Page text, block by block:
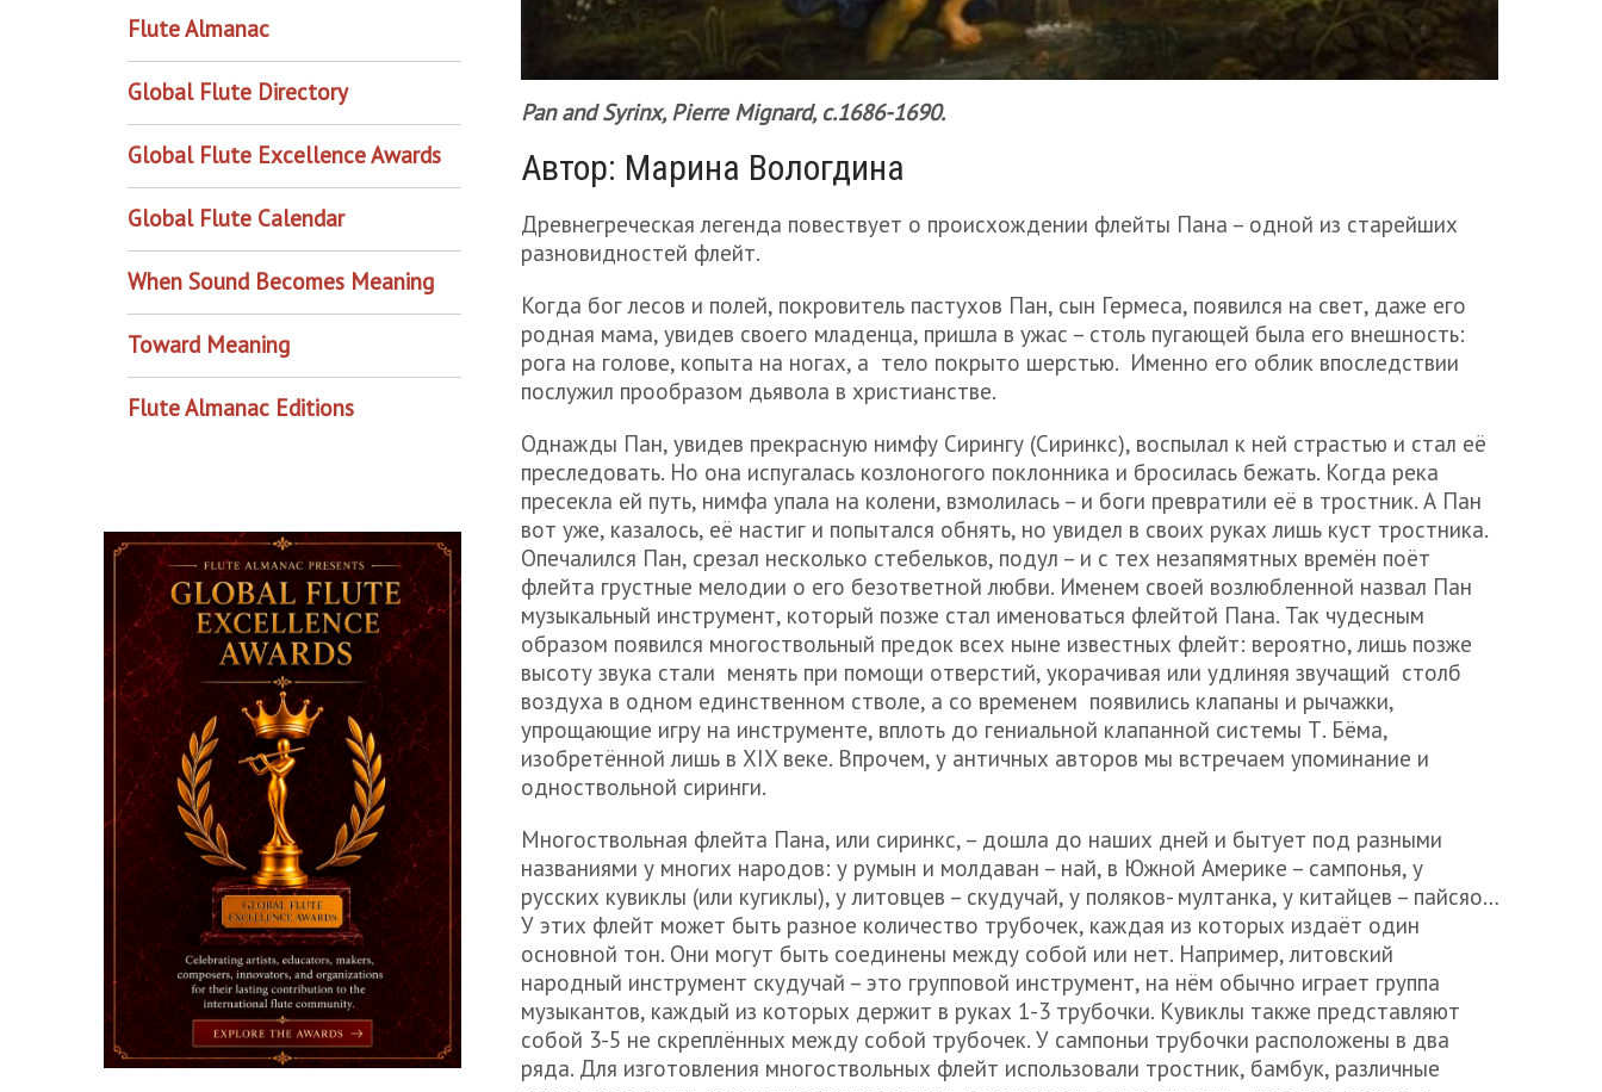
Pan and Syrinx, Pierre Mignard, c.1686-1690.
Автор: Марина Вологдина
Древнегреческая легенда повествует о происхождении флейты Пана – одной из старейших
разновидностей флейт.
Когда бог лесов и полей, покровитель пастухов Пан, сын Гермеса, появился на свет, даже его
родная мама, увидев своего младенца, пришла в ужас – столь пугающей была его внешность:
рога на голове, копыта на ногах, а тело покрыто шерстью. Именно его облик впоследствии
послужил прообразом дьявола в христианстве.
Однажды Пан, увидев прекрасную нимфу Сирингу (Сиринкс), воспылал к ней страстью и стал её
преследовать. Но она испугалась козлоногого поклонника и бросилась бежать. Когда река
пресекла ей путь, нимфа упала на колени, взмолилась – и боги превратили её в тростник. А Пан
вот уже, казалось, её настиг и попытался обнять, но увидел в своих руках лишь куст тростника.
Опечалился Пан, срезал несколько стебельков, подул – и с тех незапямятных времён поёт
флейта грустные мелодии о его безответной любви. Именем своей возлюбленной назвал Пан
музыкальный инструмент, который позже стал именоваться флейтой Пана. Так чудесным
образом появился многоствольный предок всех ныне известных флейт: вероятно, лишь позже
высоту звука стали менять при помощи отверстий, укорачивая или удлиняя звучащий столб
воздуха в одном единственном стволе, а со временем появились клапаны и рычажки,
упрощающие игру на инструменте, вплоть до гениальной клапанной системы Т. Бёма,
изобретённой лишь в XIX веке. Впрочем, у античных авторов мы встречаем упоминание и
одноствольной сиринги.
Многоствольная флейта Пана, или сиринкс, – дошла до наших дней и бытует под разными
названиями у многих народов: у румын и молдаван – най, в Южной Америке – сампонья, у
русских кувиклы (или кугиклы), у литовцев – скудучай, у поляков- мултанка, у китайцев – пайсяо…
У этих флейт может быть разное количество трубочек, каждая из которых издаёт один
основной тон. Они могут быть соединены между собой или нет. Например, литовский
народный инструмент скудучай – это групповой инструмент, на нём обычно играет группа
музыкантов, каждый из которых держит в руках 1-3 трубочки. Кувиклы также представляют
собой 3-5 не скреплённых между собой трубочек. У сампоньи трубочки расположены в два
ряда. Для изготовления многоствольных флейт использовали тростник, бамбук, различные
Flute Almanac
Global Flute Directory
Global Flute Excellence Awards
Global Flute Calendar
When Sound Becomes Meaning
Toward Meaning
Flute Almanac Editions